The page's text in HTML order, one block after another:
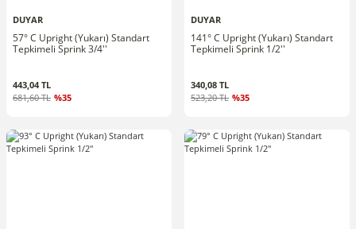
DUYAR
57° C Upright (Yukarı) Standart
Tepkimeli Sprink 3/4''
443,04 TL
681,60 TL %35
DUYAR
141° C Upright (Yukarı) Standart
Tepkimeli Sprink 1/2''
340,08 TL
523,20 TL %35